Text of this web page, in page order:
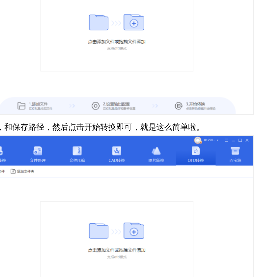
保存路径，然后点击开始转换即可，就是这么简单啦。